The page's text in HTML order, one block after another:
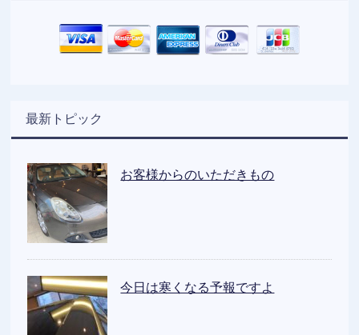
最新トピック
お客様からのいただきもの
今日は寒くなる予報ですよ